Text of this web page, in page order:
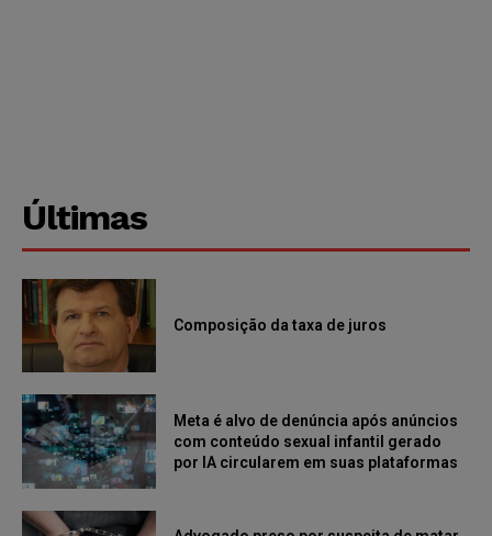
Últimas
Composição da taxa de juros
Meta é alvo de denúncia após anúncios
com conteúdo sexual infantil gerado
por IA circularem em suas plataformas